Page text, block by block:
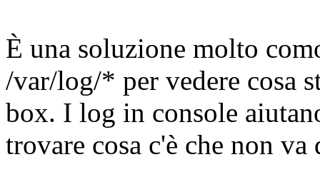
È una soluzione molto
/var/log/* per vedere cosa
box. I log in console
trovare cosa c'è che non